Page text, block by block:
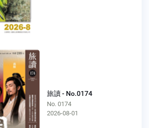
旅讀 - No.0174
No. 0174
2026-08-01